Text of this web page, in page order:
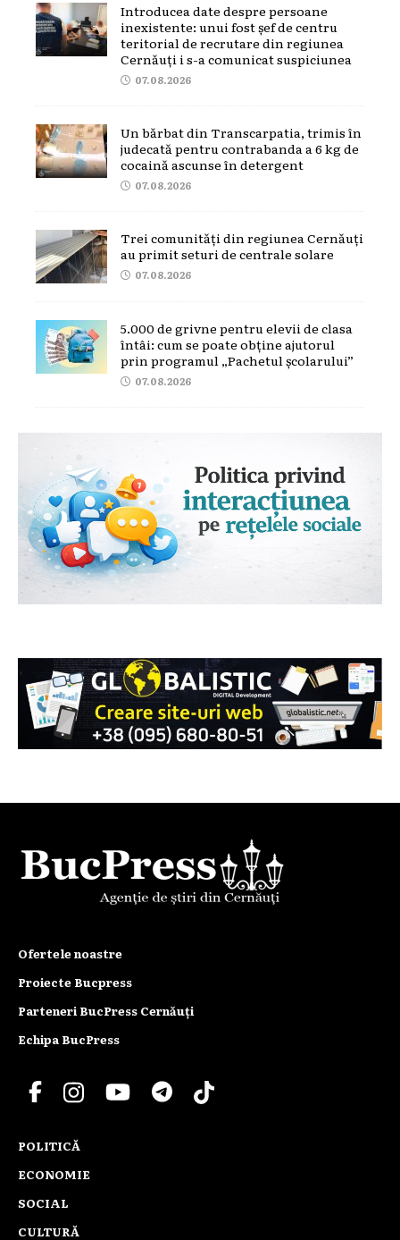
Introducea date despre persoane
inexistente: unui fost șef de centru
teritorial de recrutare din regiunea
Cernăuți i s-a comunicat suspiciunea
07.08.2026
Un bărbat din Transcarpatia, trimis în
judecată pentru contrabanda a 6 kg de
cocaină ascunse în detergent
07.08.2026
Trei comunități din regiunea Cernăuți
au primit seturi de centrale solare
07.08.2026
5.000 de grivne pentru elevii de clasa
întâi: cum se poate obține ajutorul
prin programul „Pachetul școlarului”
07.08.2026
Ofertele noastre
Proiecte Bucpress
Parteneri BucPress Cernăuți
Echipa BucPress
POLITICĂ
ECONOMIE
SOCIAL
CULTURĂ